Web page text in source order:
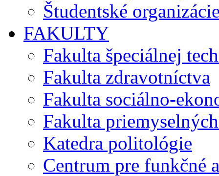
Študentské
FAKULTY
Fakulta špeciálnej
Fakulta zdravotníctva
Fakulta sociálno-
Fakulta
Katedra politológie
Centrum pre funkčné